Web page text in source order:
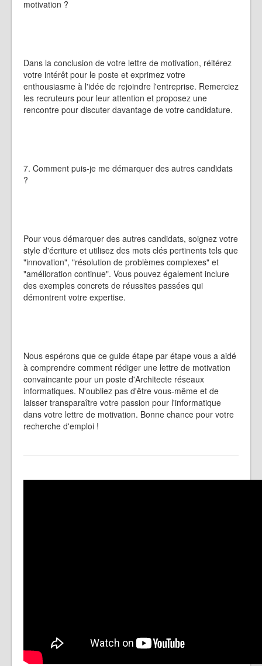
motivation ?
Dans la conclusion de votre lettre de motivation, réitérez
votre intérêt pour le poste et exprimez votre
enthousiasme à l'idée de rejoindre l'entreprise. Remerciez
les recruteurs pour leur attention et proposez une
rencontre pour discuter davantage de votre candidature.
7. Comment puis-je me démarquer des autres candidats
?
Pour vous démarquer des autres candidats, soignez votre
style d'écriture et utilisez des mots clés pertinents tels que
"innovation", "résolution de problèmes complexes" et
"amélioration continue". Vous pouvez également inclure
des exemples concrets de réussites passées qui
démontrent votre expertise.
Nous espérons que ce guide étape par étape vous a aidé
à comprendre comment rédiger une lettre de motivation
convaincante pour un poste d'Architecte réseaux
informatiques. N'oubliez pas d'être vous-même et de
laisser transparaître votre passion pour l'informatique
dans votre lettre de motivation. Bonne chance pour votre
recherche d'emploi !